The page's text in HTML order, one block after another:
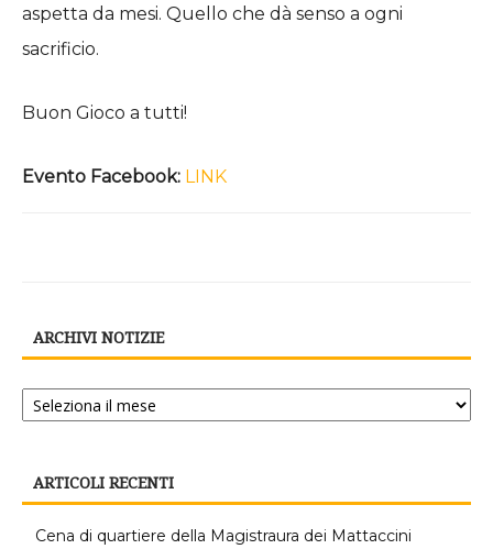
aspetta da mesi. Quello che dà senso a ogni
sacrificio.
Buon Gioco a tutti!
Evento Facebook: LINK
ARCHIVI NOTIZIE
Archivi
notizie
ARTICOLI RECENTI
Cena di quartiere della Magistraura dei Mattaccini